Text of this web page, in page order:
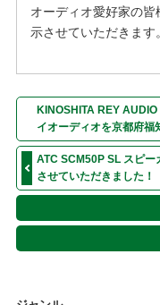
オーディオ愛好家の
示させていただきます。
KINOSHITA REY
イオーディオを京都府福
ATC SCM50P SL スピー
させていただきました！